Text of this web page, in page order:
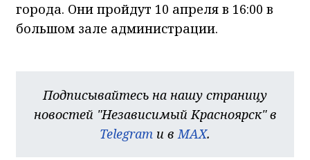
города. Они пройдут 10 апреля в 16:00 в
большом зале администрации.
Подписывайтесь на нашу страницу
новостей "Независимый Красноярск" в
Telegram и вMAX.